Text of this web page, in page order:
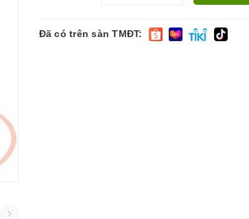
Đã có trên sàn TMĐT: